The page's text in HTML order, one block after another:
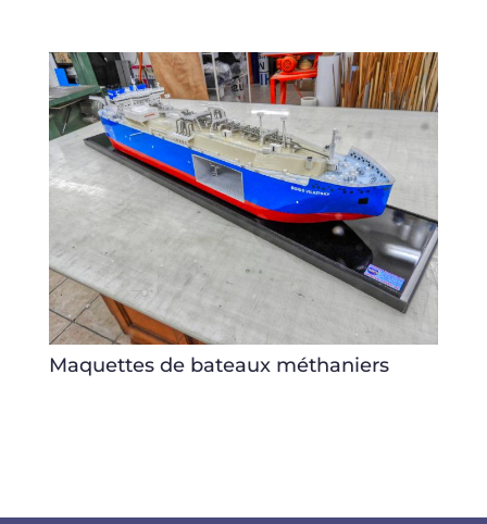
Maquettes de bateaux méthaniers